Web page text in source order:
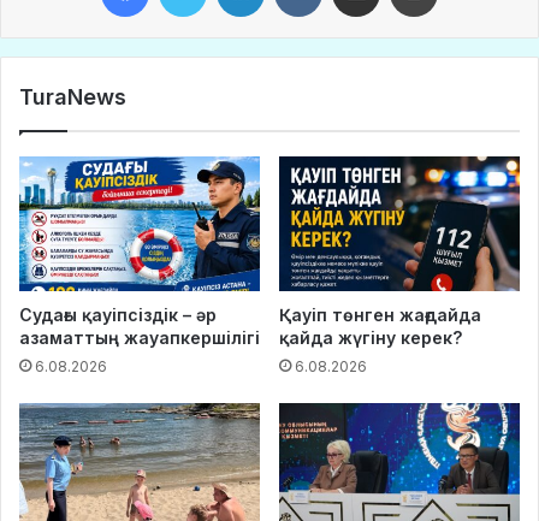
TuraNews
Судағы қауіпсіздік – әр
азаматтың жауапкершілігі
6.08.2026
Қауіп төнген жағдайда
қайда жүгіну керек?
6.08.2026